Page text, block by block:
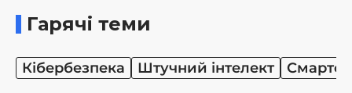
Гарячі теми
Кібербезпека Штучний інтелект